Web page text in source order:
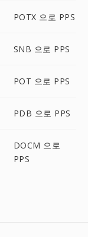
POTX 으로 PPS
SNB 으로 PPS
POT 으로 PPS
PDB 으로 PPS
DOCM 으로
PPS